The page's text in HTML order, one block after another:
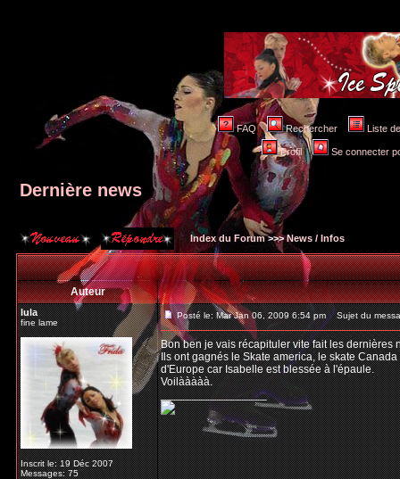
FAQ Rechercher Liste
Profil Se connecter
Dernière news
Index du Forum>>>News / Infos
Auteur
lula
fine lame
Inscrit le: 19 Déc 2007
Messages: 75
Posté le: Mar Jan 06, 2009 6:54 pm Sujet du
Bon ben je vais récapituler vite fait les dernières
Ils ont gagnés le Skate america, le skate
d'Europe car Isabelle est blessée à l'épaule.
Voilààààà.
_________________